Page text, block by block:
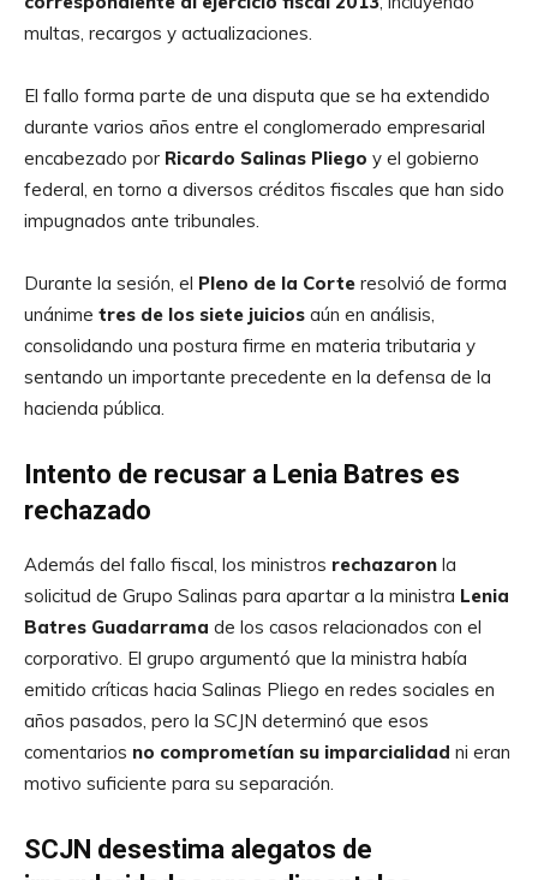
multas, recargos y actualizaciones.
El fallo forma parte de una disputa que se ha extendido
durante varios años entre el conglomerado empresarial
encabezado por Ricardo Salinas Pliego y el gobierno
federal, en torno a diversos créditos fiscales que han sido
impugnados ante tribunales.
Durante la sesión, el Pleno de la Corte resolvió de forma
unánime tres de los siete juicios aún en análisis,
consolidando una postura firme en materia tributaria y
sentando un importante precedente en la defensa de la
hacienda pública.
Intento de recusar a Lenia Batres es
rechazado
Además del fallo fiscal, los ministros rechazaron la
solicitud de Grupo Salinas para apartar a la ministra Lenia
Batres Guadarrama de los casos relacionados con el
corporativo. El grupo argumentó que la ministra había
emitido críticas hacia Salinas Pliego en redes sociales en
años pasados, pero la SCJN determinó que esos
comentarios no comprometían su imparcialidad ni eran
motivo suficiente para su separación.
SCJN desestima alegatos de